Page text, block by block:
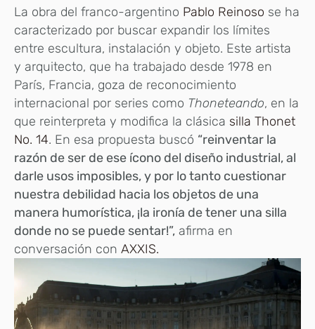
La obra del franco-argentino Pablo Reinoso se ha
caracterizado por buscar expandir los límites
entre escultura, instalación y objeto. Este artista
y arquitecto, que ha trabajado desde 1978 en
París, Francia, goza de reconocimiento
internacional por series como Thoneteando, en la
que reinterpreta y modifica la clásica silla Thonet
No. 14. En esa propuesta buscó “reinventar la
razón de ser de ese ícono del diseño industrial, al
darle usos imposibles, y por lo tanto cuestionar
nuestra debilidad hacia los objetos de una
manera humorística, ¡la ironía de tener una silla
donde no se puede sentar!”, afirma en
conversación con AXXIS.